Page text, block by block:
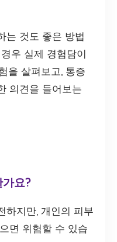
는 것도 좋은 방법
우 실제 경험담이
을 살펴보고, 통증
의견을 들어보는
가요?
하지만, 개인의 피부
면 위험할 수 있습